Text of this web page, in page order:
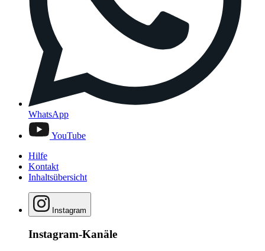
WhatsApp
YouTube
Hilfe
Kontakt
Inhaltsübersicht
Instagram
Instagram-Kanäle